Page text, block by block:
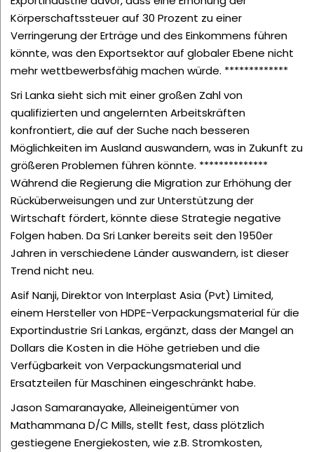
Körperschaftssteuer auf 30 Prozent zu einer
Verringerung der Erträge und des Einkommens führen
könnte, was den Exportsektor auf globaler Ebene nicht
mehr wettbewerbsfähig machen würde. *************
Sri Lanka sieht sich mit einer großen Zahl von
qualifizierten und angelernten Arbeitskräften
konfrontiert, die auf der Suche nach besseren
Möglichkeiten im Ausland auswandern, was in Zukunft zu
größeren Problemen führen könnte. **************
Während die Regierung die Migration zur Erhöhung der
Rücküberweisungen und zur Unterstützung der
Wirtschaft fördert, könnte diese Strategie negative
Folgen haben. Da Sri Lanker bereits seit den 1950er
Jahren in verschiedene Länder auswandern, ist dieser
Trend nicht neu.
Asif Nanji, Direktor von Interplast Asia (Pvt) Limited,
einem Hersteller von HDPE-Verpackungsmaterial für die
Exportindustrie Sri Lankas, ergänzt, dass der Mangel an
Dollars die Kosten in die Höhe getrieben und die
Verfügbarkeit von Verpackungsmaterial und
Ersatzteilen für Maschinen eingeschränkt habe.
Jason Samaranayake, Alleineigentümer von
Mathammana D/C Mills, stellt fest, dass plötzlich
gestiegene Energiekosten, wie z.B. Stromkosten,